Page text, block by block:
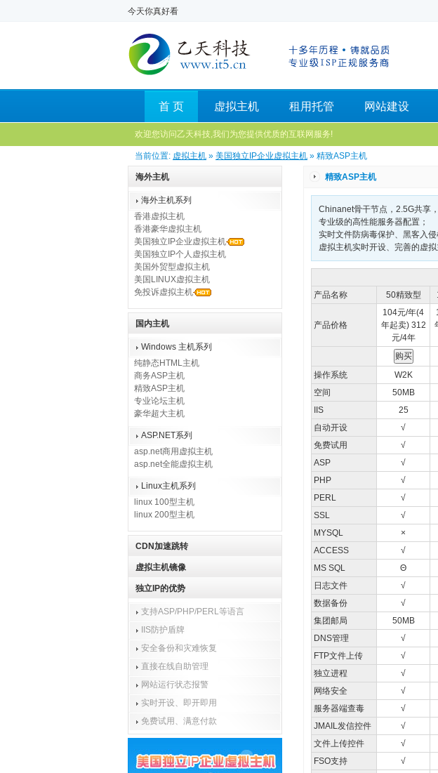
今天你真好看
首 页 虚拟主机 租用托管 网站建设
欢迎您访问乙天科技,我们为您提供优质的互联网服务!
当前位置: 虚拟主机 » 美国独立IP企业虚拟主机 » 精致ASP主机
海外主机
海外主机系列
香港虚拟主机
香港豪华虚拟主机
美国独立IP企业虚拟主机
美国独立IP个人虚拟主机
美国外贸型虚拟主机
美国LINUX虚拟主机
免投诉虚拟主机
国内主机
Windows 主机系列
纯静态HTML主机
商务ASP主机
精致ASP主机
专业论坛主机
豪华超大主机
ASP.NET系列
asp.net商用虚拟主机
asp.net全能虚拟主机
Linux主机系列
linux 100型主机
linux 200型主机
CDN加速跳转
虚拟主机镜像
独立IP的优势
支持ASP/PHP/PERL等语言
IIS防护盾牌
安全备份和灾难恢复
直接在线自助管理
网站运行状态报警
实时开设、即开即用
免费试用、满意付款
精致ASP主机
Chinanet骨干节点，2.5G共享
专业级的高性能服务器配置；
实时文件防病毒保护、黑客入侵
虚拟主机实时开设、完善的虚拟
产品名称
50精致型
产品价格
104元/年(4
年起卖) 312
元/4年
操作系统 W2K
空间
50MB
IIS
25
自动开设
√
免费试用
√
ASP
√
PHP
√
PERL
√
SSL
√
MYSQL
×
ACCESS
√
MS SQL
Θ
日志文件
√
数据备份
√
集团邮局
50MB
DNS管理
√
FTP文件上传
√
独立进程
√
网络安全
√
服务器端查毒
√
JMAIL发信控件
√
文件上传控件
√
FSO支持
√